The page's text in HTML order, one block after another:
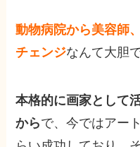
動物病院から美容師
チェンジなんて大胆
本格的に画家として
からで、今ではアー